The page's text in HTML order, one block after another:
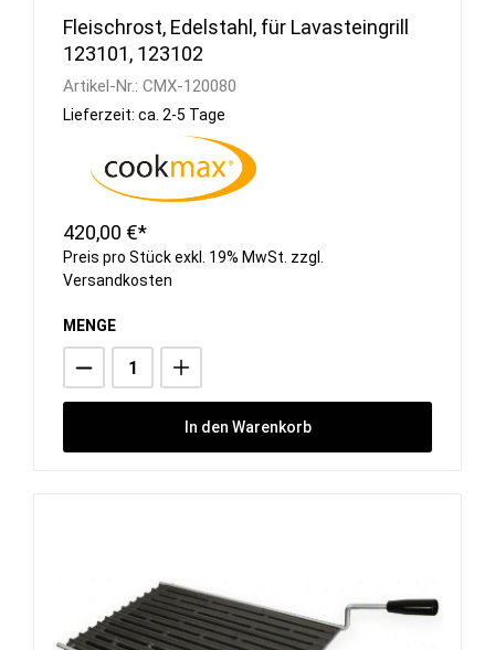
Fleischrost, Edelstahl, für Lavasteingrill
123101, 123102
Artikel-Nr.: CMX-120080
Lieferzeit: ca. 2-5 Tage
420,00 €*
Preis pro Stück exkl. 19% MwSt. zzgl.
Versandkosten
MENGE
In den Warenkorb